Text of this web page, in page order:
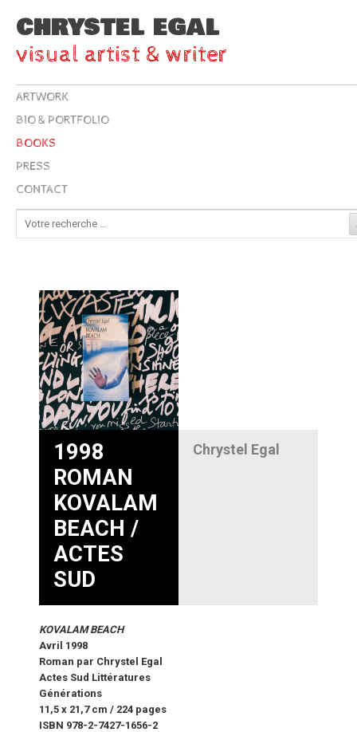
CHRYSTEL EGAL
visual artist & writer
ARTWORK
BIO & PORTFOLIO
BOOKS
PRESS
CONTACT
1998
ROMAN
KOVALAM
BEACH /
ACTES
SUD
Chrystel Egal
KOVALAM BEACH
Avril 1998
Roman par Chrystel Egal
Actes Sud Littératures
Générations
11,5 x 21,7 cm / 224 pages
ISBN 978-2-7427-1656-2